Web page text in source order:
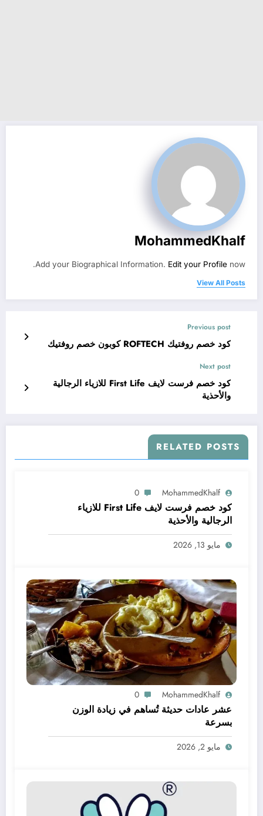
MohammedKhalf
Add your Biographical Information. Edit your Profile now.
View All Posts
Previous post
كود خصم روفتيك ROFTECH كوبون خصم روفتيك
Next post
كود خصم فرست لايف First Life للازياء الرجالية
والأحذية
RELATED POSTS
MohammedKhalf
0
كود خصم فرست لايف First Life للازياء
الرجالية والأحذية
مايو 13, 2026
MohammedKhalf
0
عشر عادات حديثة تُساهم في زيادة الوزن
بسرعة
مايو 2, 2026